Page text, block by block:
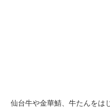
仙台牛や金華鯖、牛たんをは